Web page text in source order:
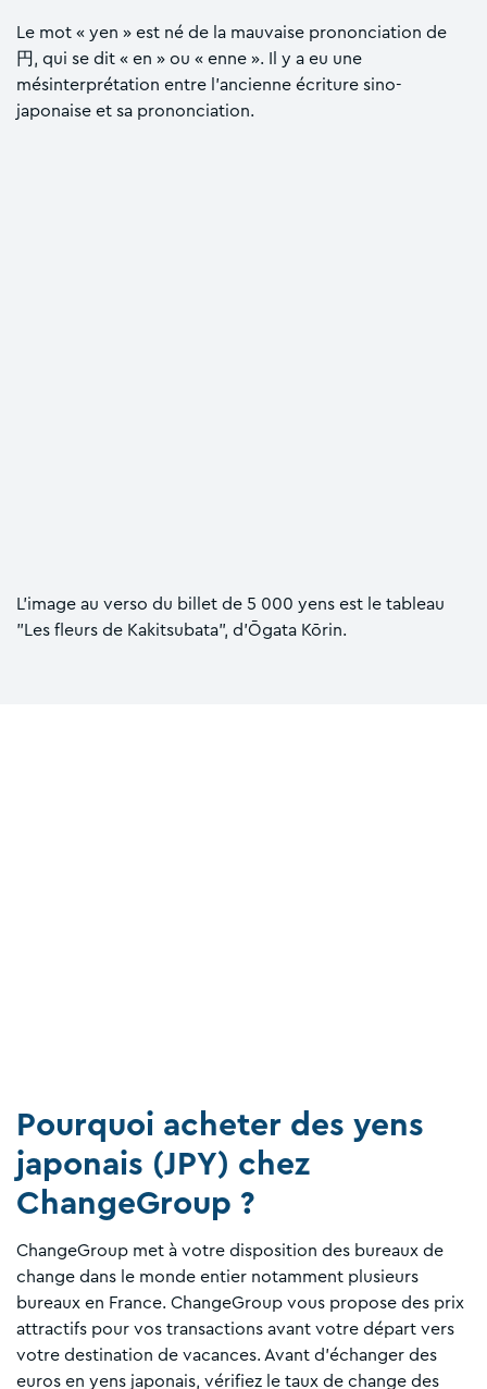
Le mot « yen » est né de la mauvaise prononciation de
円, qui se dit « en » ou « enne ». Il y a eu une
mésinterprétation entre l’ancienne écriture sino-
japonaise et sa prononciation.
L'image au verso du billet de 5 000 yens est le tableau
"Les fleurs de Kakitsubata", d'Ōgata Kōrin.
Pourquoi acheter des yens
japonais (JPY) chez
ChangeGroup ?
ChangeGroup met à votre disposition des bureaux de
change dans le monde entier notamment plusieurs
bureaux en France. ChangeGroup vous propose des prix
attractifs pour vos transactions avant votre départ vers
votre destination de vacances. Avant d'échanger des
euros en yens japonais, vérifiez le taux de change des